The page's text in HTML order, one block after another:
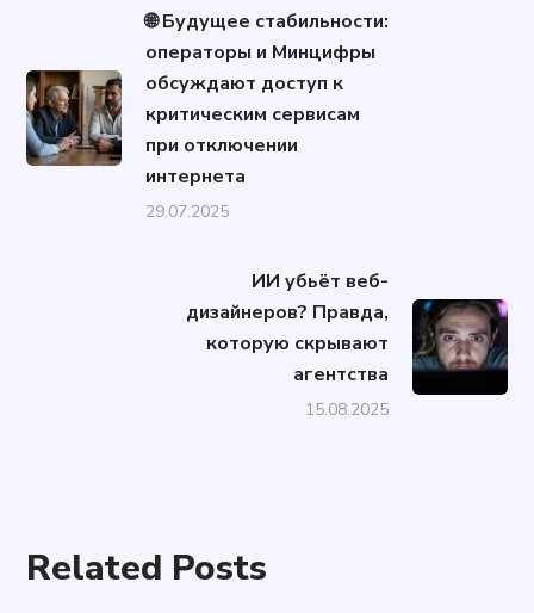
🌐 Будущее стабильности:
операторы и Минцифры
обсуждают доступ к
критическим сервисам
при отключении
интернета
29.07.2025
ИИ убьёт веб-
дизайнеров? Правда,
которую скрывают
агентства
15.08.2025
Related Posts